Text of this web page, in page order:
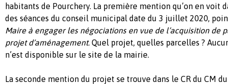
habitants de Pourchery. La première mention qu’on en voit
des séances du conseil municipal date du 3 juillet 2020,
Maire à engager les négociations en vue de l’acquisition de
projet d’aménagement. Quel projet, quelles parcelles ?
n’est disponible sur le site de la mairie.
La seconde mention du projet se trouve dans le CR du CM